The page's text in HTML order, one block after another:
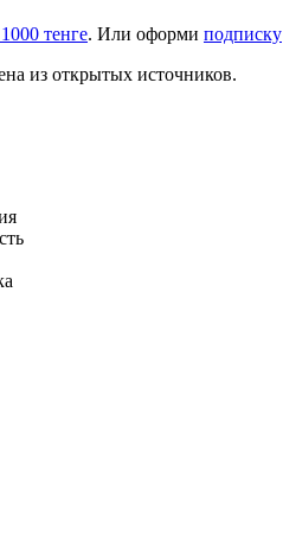
тенге. Или оформи подписку
из открытых источников.